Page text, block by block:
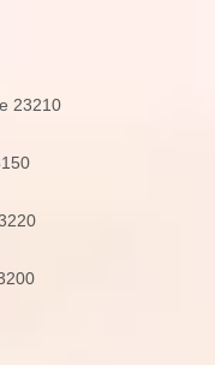
23210